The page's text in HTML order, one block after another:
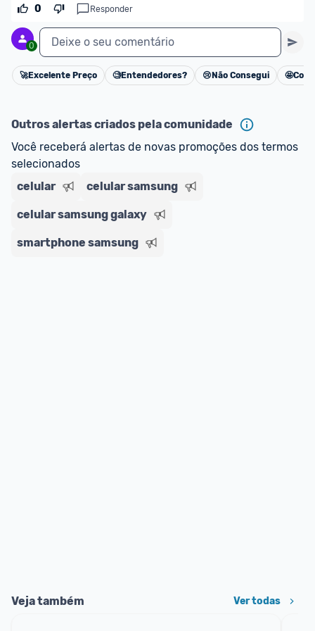
ou MercadoLíder Platinum.
E lembre-se:
você sempre pode contar ajuda da
comunidade para tirar dúvidas ou acionar os
nossos Admins marcando @admin em um
0 Responder
0 Deixe o seu comentário
Cancelar
🚀Excelente Preço 🧐Entendedores? 😢 Não Consegui 🤩
Outros alertas criados pela comunidade
Você receberá alertas de novas promoções dos termos
selecionados
celular
celular samsung
celular samsung galaxy
smartphone samsung
Veja também Ver todas